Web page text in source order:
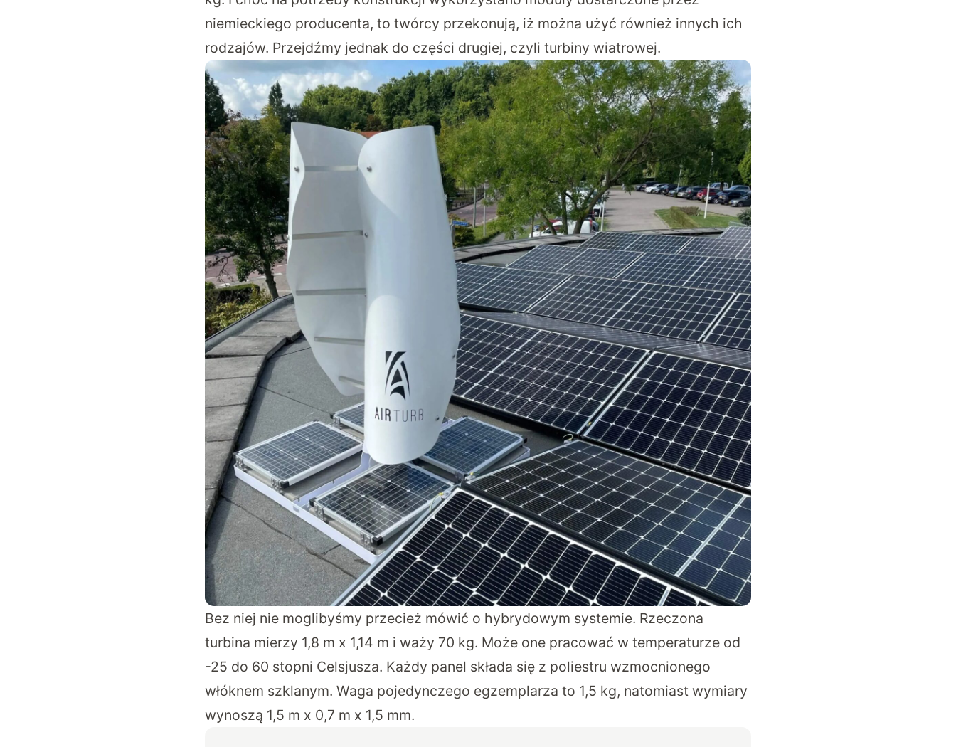
niemieckiego producenta, to twórcy przekonują, iż można użyć również innych ich
rodzajów. Przejdźmy jednak do części drugiej, czyli turbiny wiatrowej.
Bez niej nie moglibyśmy przecież mówić o hybrydowym systemie. Rzeczona
turbina mierzy 1,8 m x 1,14 m i waży 70 kg. Może one pracować w temperaturze od
-25 do 60 stopni Celsjusza. Każdy panel składa się z poliestru wzmocnionego
włóknem szklanym. Waga pojedynczego egzemplarza to 1,5 kg, natomiast wymiary
wynoszą 1,5 m x 0,7 m x 1,5 mm.